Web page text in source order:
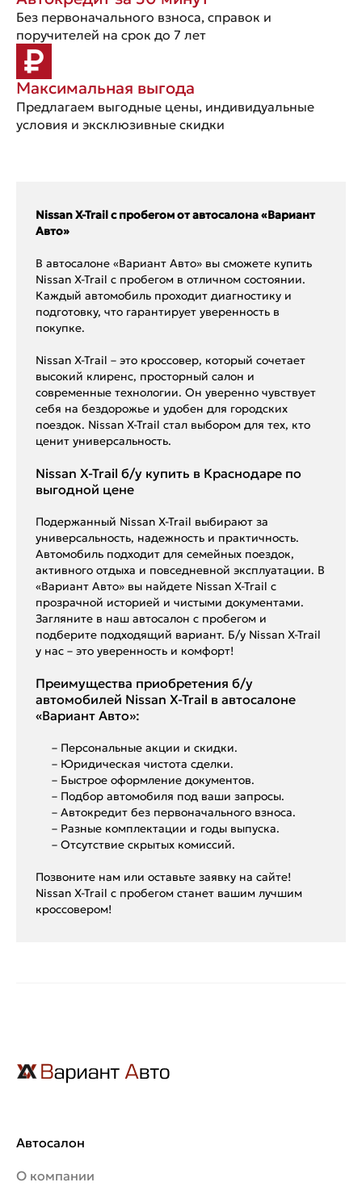
Без первоначального взноса, справок и
поручителей на срок до 7 лет
Максимальная выгода
Предлагаем выгодные цены, индивидуальные
условия и эксклюзивные скидки
Nissan X-Trail с пробегом от автосалона «Вариант
Авто»
В автосалоне «Вариант Авто» вы сможете купить
Nissan X-Trail с пробегом в отличном состоянии.
Каждый автомобиль проходит диагностику и
подготовку, что гарантирует уверенность в
покупке.
Nissan X-Trail – это кроссовер, который сочетает
высокий клиренс, просторный салон и
современные технологии. Он уверенно чувствует
себя на бездорожье и удобен для городских
поездок. Nissan X-Trail стал выбором для тех, кто
ценит универсальность.
Nissan X-Trail б/у купить в Краснодаре по
выгодной цене
Подержанный Nissan X-Trail выбирают за
универсальность, надежность и практичность.
Автомобиль подходит для семейных поездок,
активного отдыха и повседневной эксплуатации. В
«Вариант Авто» вы найдете Nissan X-Trail с
прозрачной историей и чистыми документами.
Загляните в наш автосалон с пробегом и
подберите подходящий вариант. Б/у Nissan X-Trail
у нас – это уверенность и комфорт!
Преимущества приобретения б/у
автомобилей Nissan X-Trail в автосалоне
«Вариант Авто»:
– Персональные акции и скидки.
– Юридическая чистота сделки.
– Быстрое оформление документов.
– Подбор автомобиля под ваши запросы.
– Автокредит без первоначального взноса.
– Разные комплектации и годы выпуска.
– Отсутствие скрытых комиссий.
Позвоните нам или оставьте заявку на сайте!
Nissan X-Trail с пробегом станет вашим лучшим
кроссовером!
Автосалон
О компании